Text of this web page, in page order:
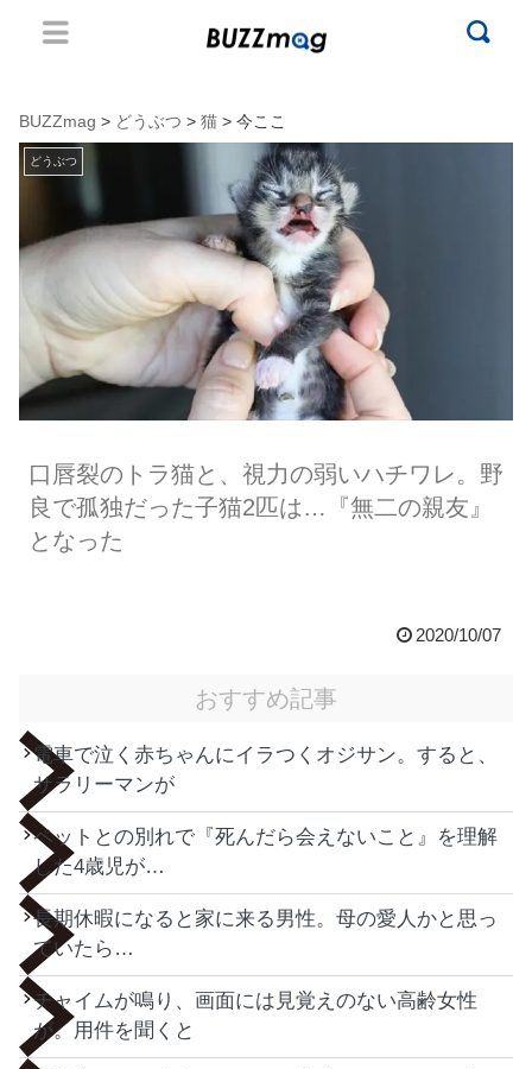
BUZZmag > どうぶつ > 猫 > 今ここ
どうぶつ
口唇裂のトラ猫と、視力の弱いハチワレ。野
良で孤独だった子猫2匹は…『無二の親友』
となった
2020/10/07
おすすめ記事
電車で泣く赤ちゃんにイラつくオジサン。すると、
サラリーマンが
ペットとの別れで『死んだら会えないこと』を理解
した4歳児が…
長期休暇になると家に来る男性。母の愛人かと思っ
ていたら…
チャイムが鳴り、画面には見覚えのない高齢女性
が。用件を聞くと